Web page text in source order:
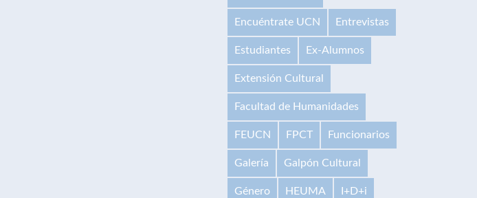
Encuéntrate UCN Entrevistas
Estudiantes Ex-Alumnos
Extensión Cultural
Facultad de Humanidades
FEUCN FPCT Funcionarios
Galería Galpón Cultural
Género HEUMA I+D+i